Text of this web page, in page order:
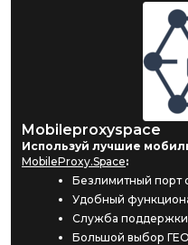
Mobileproxyspace
Используй лучшие
MobileProxy.Space:
Безлимитный порт
Удобный
Служба
Большой выбор